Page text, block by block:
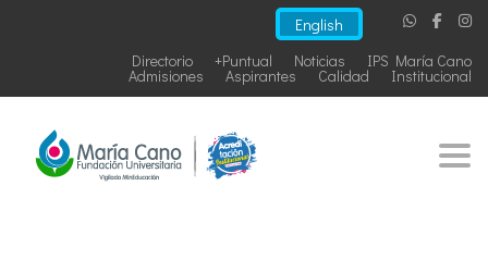
English
IPS María Cano
Noticias
+Puntual
Directorio
Institucional
Calidad
Aspirantes
Admisiones